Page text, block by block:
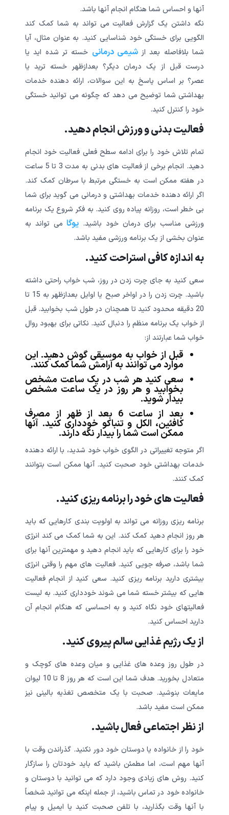
آنها و احساس شما هنگام انجام آنها باشد.
نگه داشتن یک گزارش فعالیت می تواند به شما کمک کند
الگویی برای خستگی خود شناسایی کنید. به عنوان مثال، آیا
شما بلافاصله بعد ازشیمی درمانی خسته تر شده اید یا
درست قبل از یک درمان دیگر؟ بعدازظهر خسته ترید یا
عصر؟ بر اساس پاسخ به این سوالات، ارائه دهنده خدمات
بهداشتی شما توضیح می دهد که چگونه می توانید خستگی
خود را کنترل کنید.
فعالیت بدنی و ورزش انجام دهید.
تمام تلاش خود را برای ادامه سطح فعلی فعالیت خود انجام
دهید. انجام برخی از فعالیت های بدنی به مدت 3 تا 5 ساعت
در هفته ممکن است به خستگی مرتبط با سرطان کمک کند.
اگر ارائه دهنده خدمات بهداشتی و درمانی می گوید برای شما
بی خطر است، روزانه پیاده روی کنید. به فکر شروع یک برنامه
ورزشی مناسب برای درمان خود باشید. یوگامی تواند به
عنوان بخشی از یک برنامه ورزشی مفید باشد.
به اندازه کافی استراحت کنید.
سعی کنید به جای چرت زدن در روز، شب خواب راحتی داشته
باشید. چرت زدن را در اواخر صبح یا اوایل بعدازظهر به 15 تا
20 دقیقه محدود کنید تا همچنان در طول شب بخوابید. قبل
از خواب یک برنامه منظم را دنبال کنید. نکاتی برای بهبود روال
خواب شما عبارتند از:
قبل از خواب به موسیقی گوش دهید. این
موارد می توانند به آرامش شما کمک کنند.
سعی کنید هر شب در یک ساعت مشخص
بخوابید و هر روز در یک ساعت مشخص
بیدار شوید.
بعد از ساعت 6 بعد از ظهر از مصرف
کافئین، الکل و تنباکو خودداری کنید. آنها
ممکن است شما را بیدار نگه دارند.
اگر متوجه تغییراتی در الگوی خواب خود شدید، با ارائه دهنده
خدمات بهداشتی خود صحبت کنید. آنها ممکن است بتوانند
کمک کنند.
فعالیت های خود را برنامه ریزی کنید.
برنامه ریزی روزانه می تواند به اولویت بندی کارهایی که باید
هر روز انجام دهید کمک کند. این به شما کمک می کند انرژی
خود را برای کارهایی که باید انجام دهید و مهمترین آنها برای
شما باشد، صرفه جویی کنید. فعالیت های مهم را وقتی انرژی
بیشتری دارید برنامه ریزی کنید. سعی کنید از انجام فعالیت
هایی که بیشتر خسته شما می شوند خودداری کنید. به لیست
فعالیتهای خود نگاه کنید و به احساسی که هنگام انجام آن
دارید احساس کنید.
از یک رژیم غذایی سالم پیروی کنید.
در طول روز وعده های غذایی و میان وعده های کوچک و
متعادل بخورید. هدف شما این است که هر روز 8 تا 10 لیوان
مایعات بنوشید. صحبت با یک متخصص تغذیه بالینی نیز
ممکن است مفید باشد.
از نظر اجتماعی فعال باشید.
خود را از خانواده یا دوستان خود دور نکنید. گذراندن وقت با
آنها مهم است، اما مطمئن باشید که باید خودتان را سازگار
کنید. روش های زیادی وجود دارد که می توانید با دوستان و
خانواده خود در تماس باشید، از جمله اینکه می توانید شخصاً
با آنها وقت بگذارید، با تلفن صحبت کنید یا ایمیل و پیام
چه مشاوره ای نیاز داری؟
بهترین پزشک و مشاور رو بهت متصل میکنیم!
دریافت مشاوره پزشکی
دریافت مشاوره روانشناسی